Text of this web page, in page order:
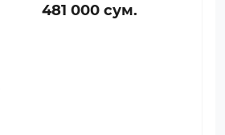
481 000 сум.